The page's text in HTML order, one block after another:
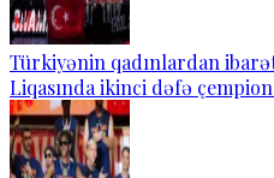
Türkiyənin qadınlardan
Liqasında ikinci dəfə